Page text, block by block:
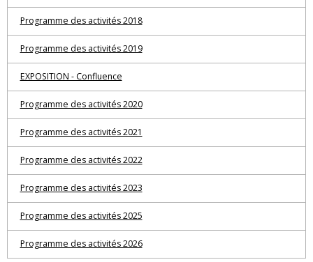
Programme des activités 2018
Programme des activités 2019
EXPOSITION - Confluence
Programme des activités 2020
Programme des activités 2021
Programme des activités 2022
Programme des activités 2023
Programme des activités 2025
Programme des activités 2026